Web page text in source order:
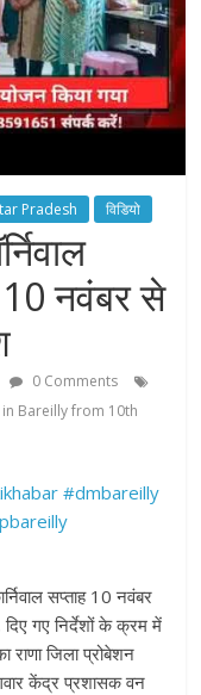
Pradesh विडियो
नवंबर से
0 Comments
Bareilly from 10th
#dmbareilly
सप्ताह 10 नवंबर
गए निर्देशों के क्रम में
जिला प्रोबेशन
केंद्र प्रशासक वन